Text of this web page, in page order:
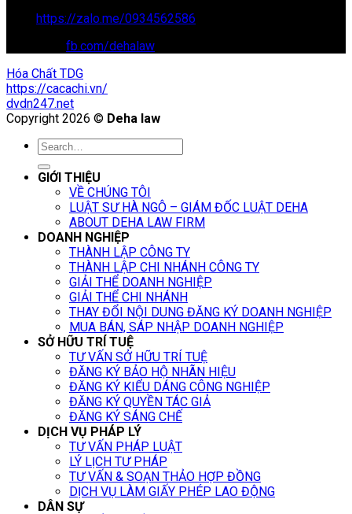
https://zalo.me/0934562586
fb.com/dehalaw
Hóa Chất TDG
https://cacachi.vn/
dvdn247.net
Copyright 2026 © Deha law
GIỚI THIỆU
VỀ CHÚNG TÔI
LUẬT SƯ HÀ NGÔ – GIÁM ĐỐC LUẬT DEHA
ABOUT DEHA LAW FIRM
DOANH NGHIỆP
THÀNH LẬP CÔNG TY
THÀNH LẬP CHI NHÁNH CÔNG TY
GIẢI THỂ DOANH NGHIỆP
GIẢI THỂ CHI NHÁNH
THAY ĐỔI NỘI DUNG ĐĂNG KÝ DOANH NGHIỆP
MUA BÁN, SÁP NHẬP DOANH NGHIỆP
SỞ HỮU TRÍ TUỆ
TƯ VẤN SỞ HỮU TRÍ TUỆ
ĐĂNG KÝ BẢO HỘ NHÃN HIỆU
ĐĂNG KÝ KIỂU DÁNG CÔNG NGHIỆP
ĐĂNG KÝ QUYỀN TÁC GIẢ
ĐĂNG KÝ SÁNG CHẾ
DỊCH VỤ PHÁP LÝ
TƯ VẤN PHÁP LUẬT
LÝ LỊCH TƯ PHÁP
TƯ VẤN & SOẠN THẢO HỢP ĐỒNG
DỊCH VỤ LÀM GIẤY PHÉP LAO ĐỘNG
DÂN SỰ